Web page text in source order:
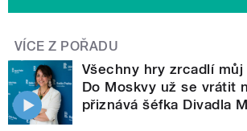
VÍCE Z POŘADU
Všechny hry zrcadlí
Do Moskvy už se vrátit
přiznává šéfka Divadla